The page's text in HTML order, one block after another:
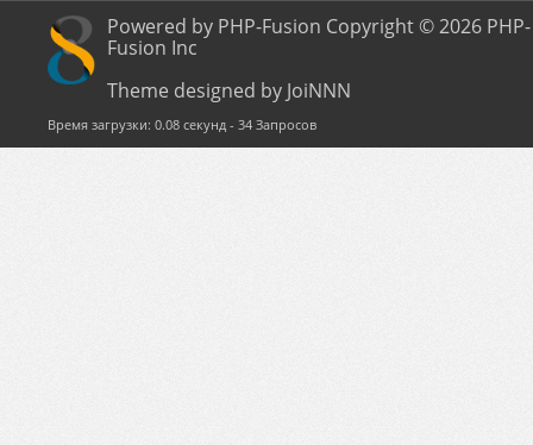
Powered by PHP-Fusion Copyright © 2026 PHP-
Fusion Inc
Theme designed by JoiNNN
Время загрузки: 0.08 секунд - 34 Запросов